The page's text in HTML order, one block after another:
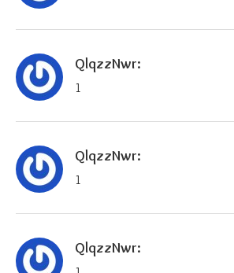
QlqzzNwr:
1
QlqzzNwr:
1
QlqzzNwr: